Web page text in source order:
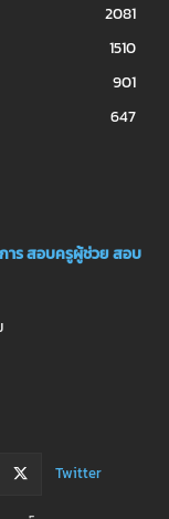
2081
1510
901
647
ารสอบครูผู้ช่วยสอบ
Twitter